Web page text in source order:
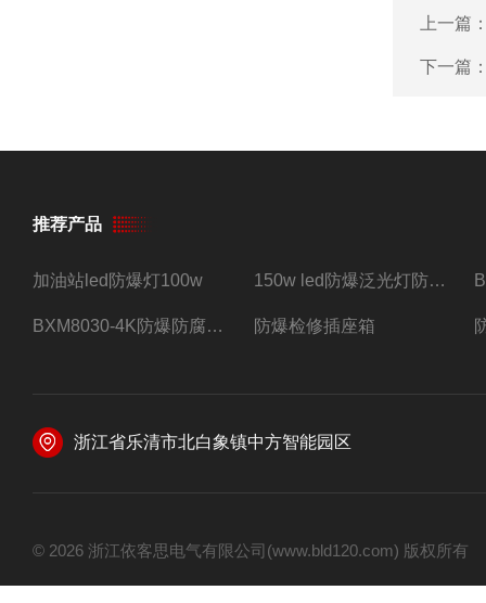
上一篇
下一篇
推荐产品
加油站led防爆灯100w 150w led防爆泛光灯防水防尘防爆三防灯
BXM8030-4K防爆防腐照明配电箱四路带总开关 防爆检修插座箱
浙江省乐清市北白象镇中方智能园区
© 2026 浙江依客思电气有限公司(www.bld120.com) 版权所有